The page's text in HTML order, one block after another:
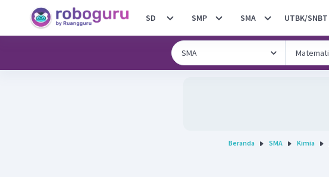
SD SMP SMA UTBK/SNBT
Beranda SMA Kimia